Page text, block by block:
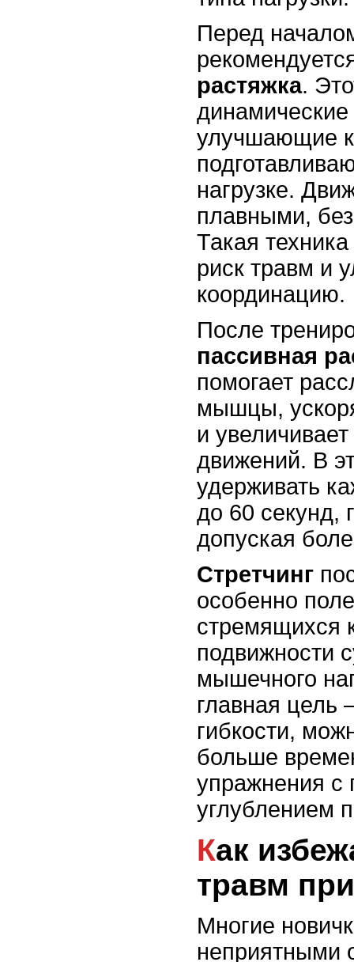
Перед
растяжка.
улучшающие
нагрузке.
плавными,
Такая
риск травм и
координацию.
После
пассивная
помогает
мышцы,
и
движений. В
удерживать
до 60 секунд,
допуская
Стретчинг
особенно
стремящихся
подвижности
мышечного
главная цель
гибкости,
больше
упражнения с
углублением
Как избежать боли и
травм
Многие
неприятными